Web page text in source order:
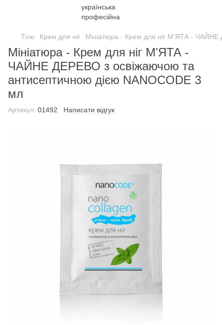
Тіло Крем для ніг Мініатюра - Крем для ніг М'ЯТА - ЧАЙНЕ
Мініатюра - Крем для ніг М'ЯТА -
ЧАЙНЕ ДЕРЕВО з освіжаючою та
антисептичною дією NANOCODE 3
мл
Артикул: 01492 Написати відгук